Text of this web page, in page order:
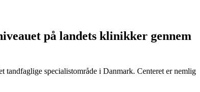
på landets klinikker gennem
tandfaglige specialistområde i Danmark. Centeret er nemlig